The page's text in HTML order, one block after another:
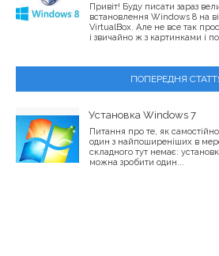
Привіт! Буду писати зараз
встановлення Windows 8 на
VirtualBox. Але не все так
і звичайно ж з картинками і
ПОПЕРЕДНЯ
Установка Windows 7
Питання про те, як
один з найпоширеніших в
складного тут немає:
можна зробити один...